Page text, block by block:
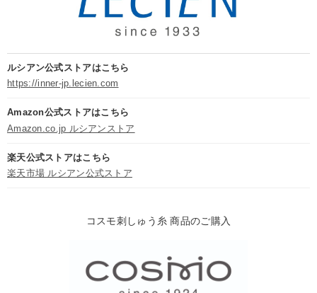
ルシアン公式ストアはこちら
https://inner-jp.lecien.com
Amazon公式ストアはこちら
Amazon.co.jp ルシアンストア
楽天公式ストアはこちら
楽天市場 ルシアン公式ストア
コスモ刺しゅう糸 商品のご購入